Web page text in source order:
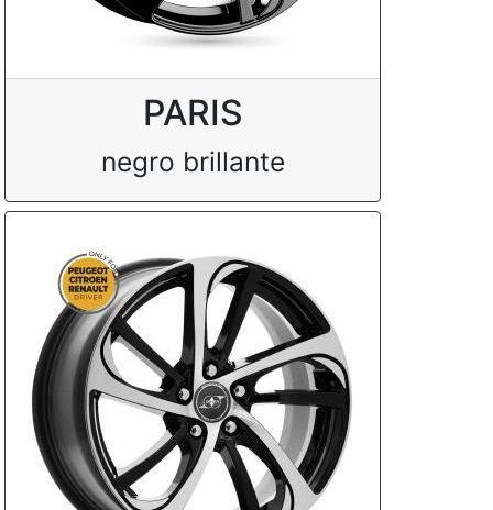
PARIS
negro brillante